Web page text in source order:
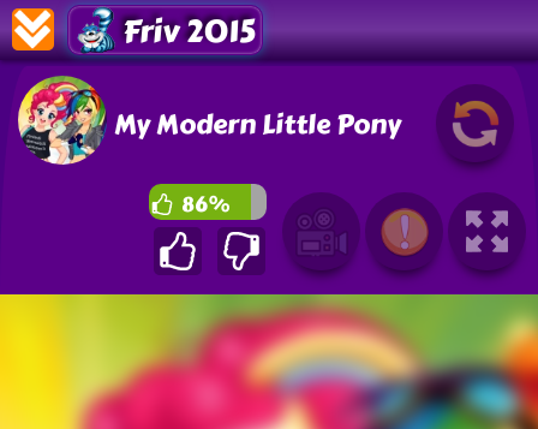
Friv 2015
My Modern Little Pony
86%